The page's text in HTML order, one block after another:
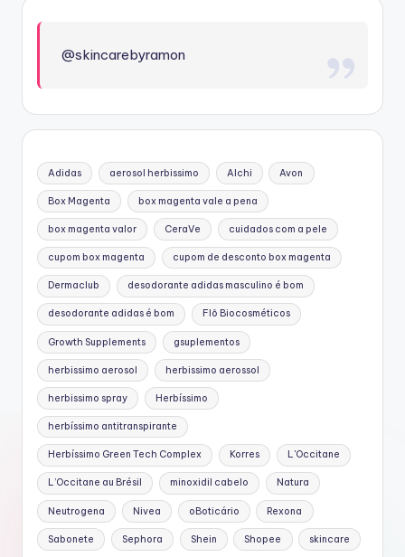
@skincarebyramon
Adidas aerosol herbissimo Alchi Avon
Box Magenta box magenta vale a pena
box magenta valor CeraVe cuidados com a pele
cupom box magenta cupom de desconto box magenta
Dermaclub desodorante adidas masculino é bom
desodorante adidas é bom Flô Biocosméticos
Growth Supplements gsuplementos
herbissimo aerosol herbissimo aerossol
herbissimo spray Herbíssimo
herbíssimo antitranspirante
Herbíssimo Green Tech Complex Korres L'Occitane
L’Occitane au Brésil minoxidil cabelo Natura
Neutrogena Nivea oBoticário Rexona
Sabonete Sephora Shein Shopee skincare